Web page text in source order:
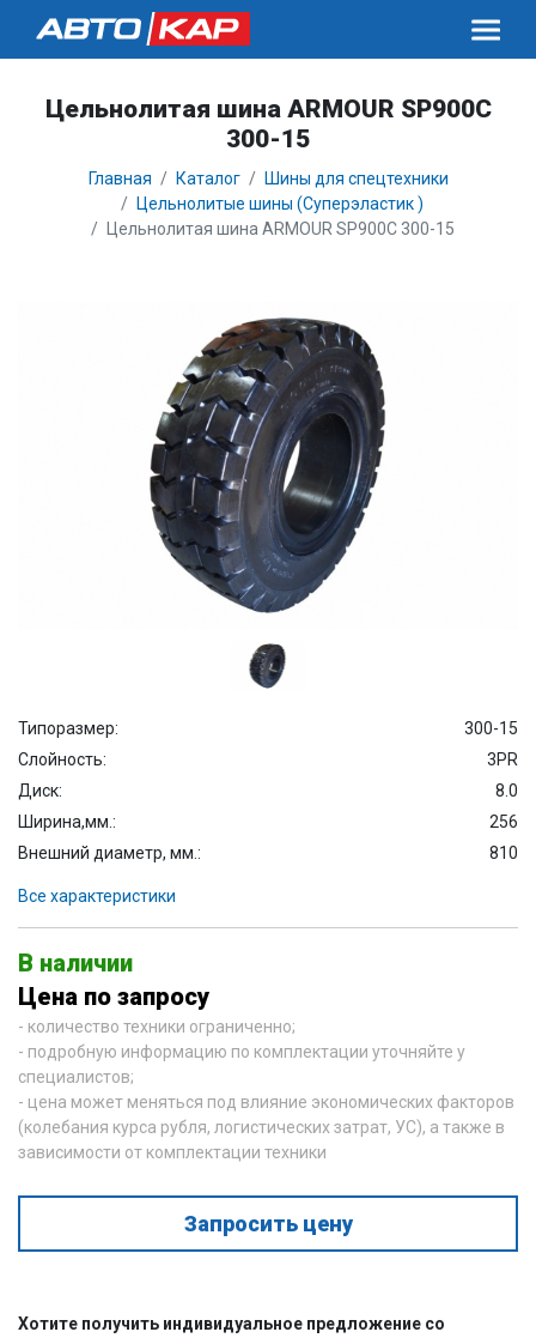
Цельнолитая шина ARMOUR SP900C
300-15
Главная Каталог
Шины для спецтехники
Цельнолитые шины (Суперэластик )
Цельнолитая шина ARMOUR SP900C 300-15
Типоразмер:
300-15
Слойность:
3PR
Диск:
8.0
Ширина,мм.:
256
Внешний диаметр, мм.:
810
Все характеристики
В наличии
Цена по запросу
- количество техники ограниченно;
- подробную информацию по комплектации уточняйте у
специалистов;
- цена может меняться под влияние экономических факторов
(колебания курса рубля, логистических затрат, УС), а также в
зависимости от комплектации техники
Запросить цену
Хотите получить индивидуальное предложение со